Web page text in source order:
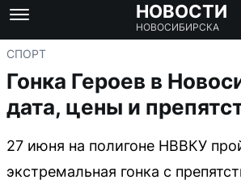
НОВОСТИ
НОВОСИБИРСКА
СПОРТ
Гонка Героев в
дата, цены и
27 июня на полигоне НВВКУ
экстремальная гонка с